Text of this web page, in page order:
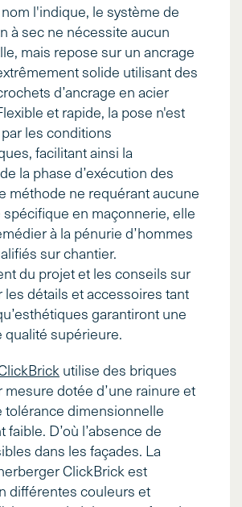
l'indique, le système de
à sec ne nécessite aucun
mais repose sur un ancrage
solide utilisant des
d’ancrage en acier
et rapide, la pose n'est
les conditions
facilitant ainsi la
la phase d’exécution des
méthode ne requérant aucune
en maçonnerie, elle
à la pénurie d’hommes
sur chantier.
du projet et les conseils sur
les détails et accessoires tant
garantiront une
qualité supérieure.
utilise des briques
dotée d’une rainure et
tolérance dimensionnelle
D’où l’absence de
dans les façades. La
ClickBrick est
différentes couleurs et